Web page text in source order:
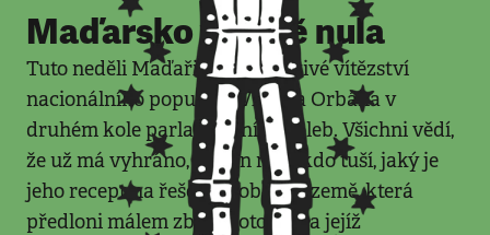
Maďarsko v bodě nula
Tuto neděli Maďaři potvrdí drtivé vítězství
nacionálního populisty Viktora Orbána v
druhém kole parlamentních voleb. Všichni vědí,
že už má vyhráno, ale jen málokdo tuší, jaký je
jeho recept na řešení problémů země, která
předloni málem zbankrotovala a jejíž